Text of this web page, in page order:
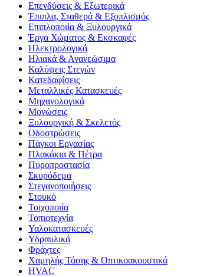
Επενδύσεις & Εξωτερικά
Έπιπλα, Σταθερά & Εξοπλισμός
Επιπλοποιία & Ξυλουργικά
Έργα Χώματος & Εκσκαφές
Ηλεκτρολογικά
Ηλιακά & Ανανεώσιμα
Καλύψεις Στεγών
Κατεδαφίσεις
Μεταλλικές Κατασκευές
Μηχανολογικά
Μονώσεις
Ξυλουργική & Σκελετός
Οδοστρώσεις
Πάγκοι Εργασίας
Πλακάκια & Πέτρα
Πυροπροστασία
Σκυρόδεμα
Στεγανοποιήσεις
Στουκό
Τοιχοποιία
Τοπιοτεχνία
Υαλοκατασκευές
Υδραυλικά
Φράχτες
Χαμηλής Τάσης & Οπτικοακουστικά
HVAC